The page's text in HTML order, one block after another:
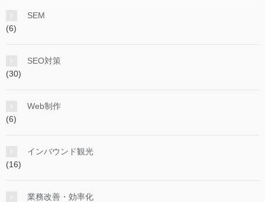
SEM
(6)
SEO対策
(30)
Web制作
(6)
インバウンド観光
(16)
業務改善・効率化